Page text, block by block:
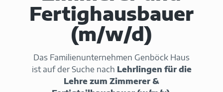
Fertighausbauer
(m/w/d)
Das Familienunternehmen Genböck Haus
ist auf der Suche nach Lehrlingen für die
Lehre zum Zimmerer &